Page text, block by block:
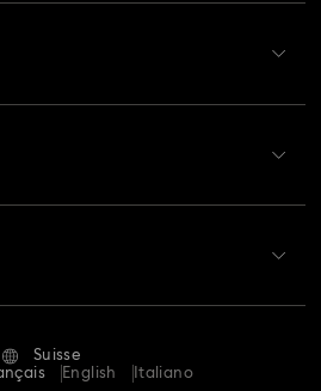
Suisse
English Italiano